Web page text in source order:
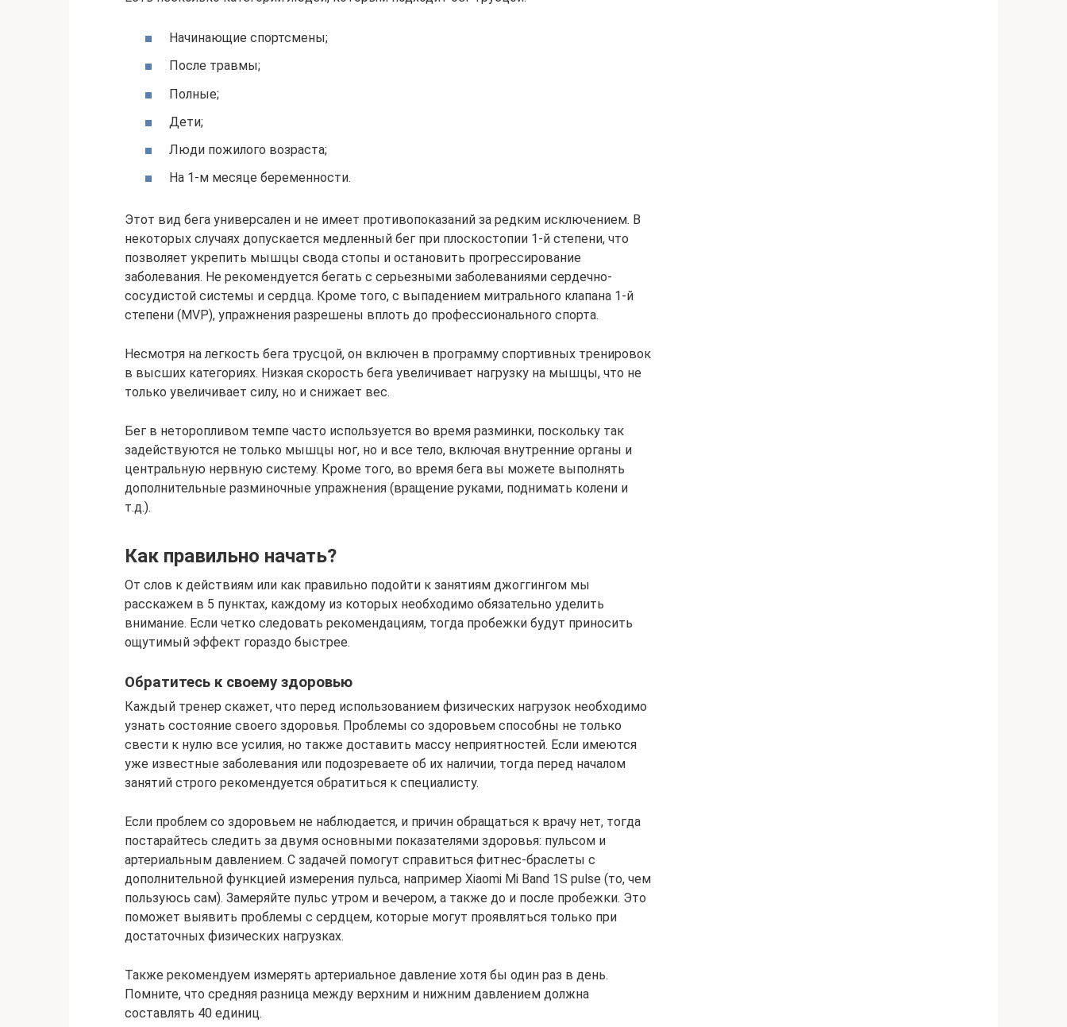
Начинающие спортсмены;
После травмы;
Полные;
Дети;
Люди пожилого возраста;
На 1-м месяце беременности.
Этот вид бега универсален и не имеет противопоказаний за редким исключением. В
некоторых случаях допускается медленный бег при плоскостопии 1-й степени, что
позволяет укрепить мышцы свода стопы и остановить прогрессирование
заболевания. Не рекомендуется бегать с серьезными заболеваниями сердечно-
сосудистой системы и сердца. Кроме того, с выпадением митрального клапана 1-й
степени (MVP), упражнения разрешены вплоть до профессионального спорта.
Несмотря на легкость бега трусцой, он включен в программу спортивных тренировок
в высших категориях. Низкая скорость бега увеличивает нагрузку на мышцы, что не
только увеличивает силу, но и снижает вес.
Бег в неторопливом темпе часто используется во время разминки, поскольку так
задействуются не только мышцы ног, но и все тело, включая внутренние органы и
центральную нервную систему. Кроме того, во время бега вы можете выполнять
дополнительные разминочные упражнения (вращение руками, поднимать колени и
т.д.).
Как правильно начать?
От слов к действиям или как правильно подойти к занятиям джоггингом мы
расскажем в 5 пунктах, каждому из которых необходимо обязательно уделить
внимание. Если четко следовать рекомендациям, тогда пробежки будут приносить
ощутимый эффект гораздо быстрее.
Обратитесь к своему здоровью
Каждый тренер скажет, что перед использованием физических нагрузок необходимо
узнать состояние своего здоровья. Проблемы со здоровьем способны не только
свести к нулю все усилия, но также доставить массу неприятностей. Если имеются
уже известные заболевания или подозреваете об их наличии, тогда перед началом
занятий строго рекомендуется обратиться к специалисту.
Если проблем со здоровьем не наблюдается, и причин обращаться к врачу нет, тогда
постарайтесь следить за двумя основными показателями здоровья: пульсом и
артериальным давлением. С задачей помогут справиться фитнес-браслеты с
дополнительной функцией измерения пульса, например Xiaomi Mi Band 1S pulse (то, чем
пользуюсь сам). Замеряйте пульс утром и вечером, а также до и после пробежки. Это
поможет выявить проблемы с сердцем, которые могут проявляться только при
достаточных физических нагрузках.
Также рекомендуем измерять артериальное давление хотя бы один раз в день.
Помните, что средняя разница между верхним и нижним давлением должна
составлять 40 единиц.